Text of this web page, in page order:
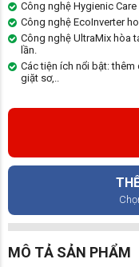
Công nghệ Hygienic
Công nghệ EcoInverter
Công nghệ UltraMix hòa
lần.
Các tiện ích nổi bật:
giặt sơ,..
MÔ TẢ SẢN PHẨM